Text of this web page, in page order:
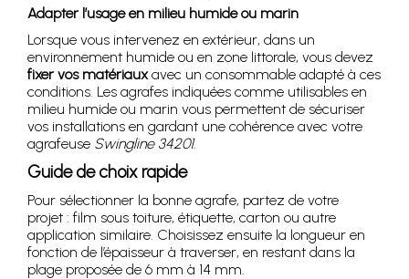
Adapter l’usage en milieu humide ou marin
Lorsque vous intervenez en extérieur, dans un
environnement humide ou en zone littorale, vous devez
fixer vos matériauxavec un consommable adapté à ces
conditions. Les agrafes indiquées comme utilisables en
milieu humide ou marin vous permettent de sécuriser
vos installations en gardant une cohérence avec votre
agrafeuse Swingline 34201.
Guide de choix rapide
Pour sélectionner la bonne agrafe, partez de votre
projet : film sous toiture, étiquette, carton ou autre
application similaire. Choisissez ensuite la longueur en
fonction de l’épaisseur à traverser, en restant dans la
plage proposée de 6 mm à 14 mm.